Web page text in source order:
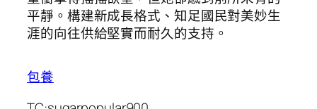
平靜。構建新成長格式、知足國民對美妙生
涯的向往供給堅實而耐久的支持。
包養